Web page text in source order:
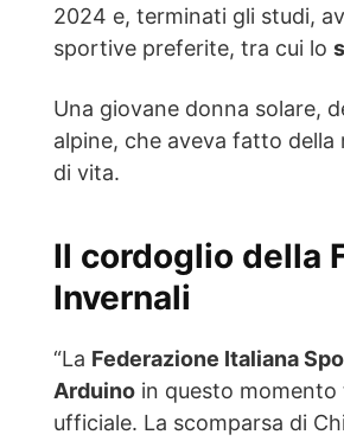
2024 e, terminati gli studi,
sportive preferite, tra cui lo
Una giovane donna solare,
alpine, che aveva fatto
di vita.
Il cordoglio della
Invernali
“La Federazione Italiana
Arduino in questo momento
ufficiale. La scomparsa di